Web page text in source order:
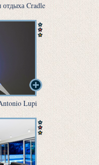
отдыха Cradle
Lupi